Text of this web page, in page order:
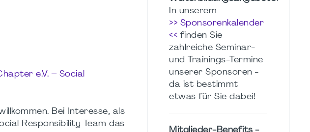
e.V. – Social
Bei Interesse, als
Responsibility Team das
In unserem
>> Sponsorenkalender
<< finden Sie
zahlreiche Seminar-
und Trainings-Termine
unserer Sponsoren -
da ist bestimmt
etwas für Sie dabei!
Mitglieder-Benefits -